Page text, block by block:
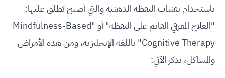
باستخدام تقنيات اليقظة الذهنية والتي أصبح يُطلق عليها:
"العلاج المعرفي القائم على اليقظة" أو "Mindfulness-Based
Cognitive Therapy" باللغة الإنجليزية، ومن هذه الأمراض
والمشاكل، نذكر الآتي: